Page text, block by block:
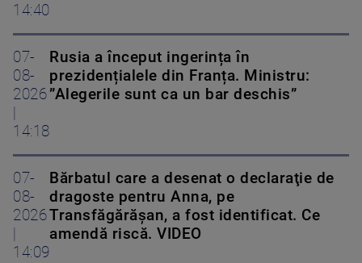
14:40
07-
08-
2026
14:18
Rusia a început ingerința în
prezidențialele din Franța. Ministru:
”Alegerile sunt ca un bar deschis”
07-
08-
2026
14:09
Bărbatul care a desenat o declaraţie de
dragoste pentru Anna, pe
Transfăgărăşan, a fost identificat. Ce
amendă riscă. VIDEO